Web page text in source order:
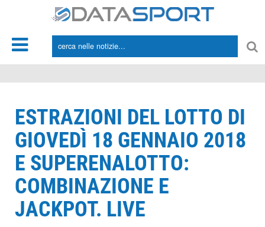
ESTRAZIONI DEL LOTTO DI
GIOVEDÌ 18 GENNAIO 2018
E SUPERENALOTTO:
COMBINAZIONE E
JACKPOT. LIVE